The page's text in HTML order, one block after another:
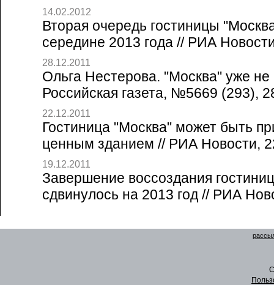
14.02.2012
Вторая очередь гостиницы
середине 2013 года // РИА
28.12.2011
Ольга Нестерова. "Москва" уже не
Российская газета, №5669 (293),
22.12.2011
Гостиница "Москва" может быть
ценным зданием // РИА Новости,
19.12.2011
Завершение воссоздания
сдвинулось на 2013 год // РИА